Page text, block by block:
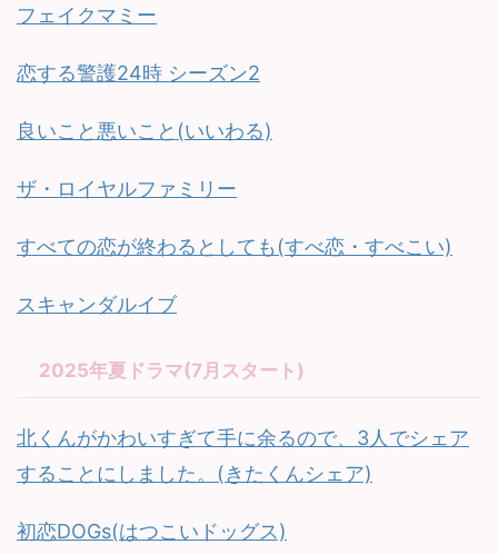
フェイクマミー
恋する警護24時 シーズン2
良いこと悪いこと(いいわる)
ザ・ロイヤルファミリー
すべての恋が終わるとしても(すべ恋・すべこい)
スキャンダルイブ
2025年夏ドラマ(7月スタート)
北くんがかわいすぎて手に余るので、3人でシェア
することにしました。(きたくんシェア)
初恋DOGs(はつこいドッグス)